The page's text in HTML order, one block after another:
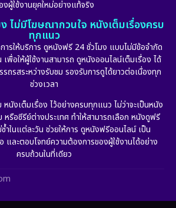
(6)
(10)
(2)
(7)
งผู้ใช้งานยุคใหม่อย่างแท้จริง
ไม่มีโฆษณากวนใจ หนังเต็มเรื่องครบ
ทุกแนว
รให้บริการ ดูหนังฟรี 24 ชั่วโมง แบบไม่มีข้อจำกัด
พื่อให้ผู้ใช้งานสามารถ ดูหนังออนไลน์เต็มเรื่อง ได้
ถรสระหว่างรับชม รองรับการดูได้ยาวต่อเนื่องทุก
ช่วงเวลา
งเต็มเรื่อง ไว้อย่างครบทุกแนว ไม่ว่าจะเป็นหนัง
รือซีรีย์ต่างประเทศ ทำให้สามารถเลือก หนังดูฟรี
ำในแต่ละวัน ช่วยให้การ ดูหนังฟรีออนไลน์ เป็น
และตอบโจทย์ความต้องการของผู้ใช้งานได้อย่าง
ครบถ้วนในที่เดียว